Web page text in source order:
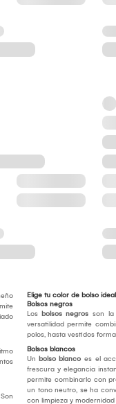
Elige tu color de bolso ideal
Bolsos negros
Los bolsos negros son la
versatilidad permite
polos, hasta vestidos
Bolsos blancos
Un bolso blanco es el
frescura y elegancia
permite combinarlo con
un tono neutro, se ha
con limpieza y